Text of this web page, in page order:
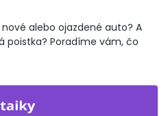
alebo ojazdené auto? A
poistka? Poradíme vám, čo